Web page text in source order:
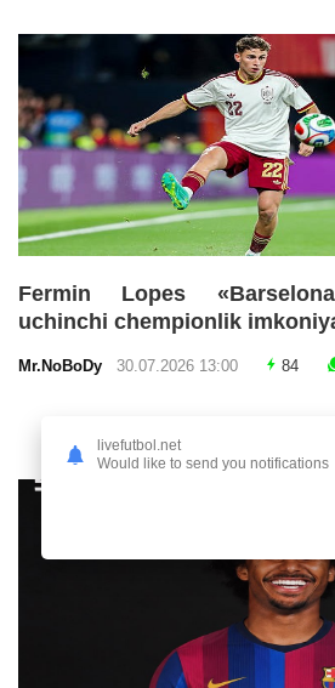
Fermin Lopes
uchinchi chempionlik
Mr.NoBoDy 30.07.2026 13:00 84
livefutbol.net
Would like to send you notifications